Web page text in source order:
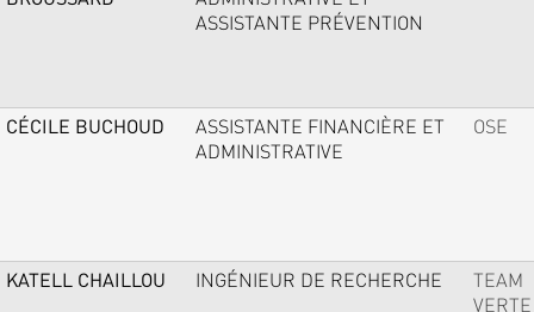
ASSISTANTE PRÉVENTION
CÉCILE BUCHOUD
ASSISTANTE FINANCIÈRE ET
ADMINISTRATIVE
OSE
KATELL CHAILLOU INGÉNIEUR DE RECHERCHE
TEAM
VERTE